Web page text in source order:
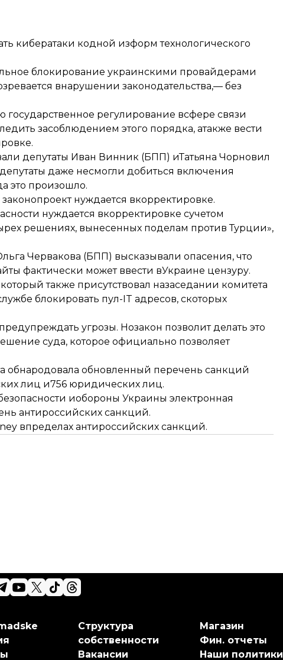
кибератаки кодной изформ технологического
блокирование украинскими провайдерами
внарушении законодательства,— без
регулирование всфере связи
засоблюдением этого порядка, атакже вести
депутаты Иван Винник (БПП) иТатьяна Чорновил
даже несмогли добиться включения
это произошло.
нуждается вкорректировке.
нуждается вкорректировке сучетом
решениях, вынесенных поделам против Турции»,
Червакова (БПП) высказывали опасения, что
фактически может ввести вУкраине цензуру.
также присутствовал назаседании комитета
блокировать пул-IT адресов, скоторых
угрозы. Нозакон позволит делать это
суда, которое официально позволяет
обнародовала обновленный перечень санкций
лиц и756 юридических лиц.
иобороны Украины электронная
антироссийских санкций.
впределах антироссийских санкций.
Структура
собственности
Вакансии
Магазин
Фин. отчеты
Наши политики